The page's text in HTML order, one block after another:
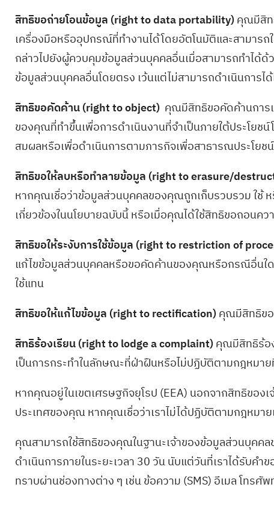
สิทธิขอถ่ายโอนข้อมูล (right to data portability)คุณมีสิท
เครื่องมือหรืออุปกรณ์ที่ทำงานได้โดยอัตโนมัติและสามาร
กล่าวไปยังผู้ควบคุมข้อมูลส่วนบุคคลอื่นเมื่อสามารถทำได้
ข้อมูลส่วนบุคคลอื่นโดยตรง เว้นแต่ไม่สามารถดำเนินการไ
สิทธิขอคัดค้าน (right to object) คุณมีสิทธิขอคัดค้านการ
ของคุณที่ทำขึ้นเพื่อการดำเนินงานที่จำเป็นภายใต้ประโย
สมผลหรือเพื่อดำเนินการตามภารกิจเพื่อสาธารณประโยชน์
สิทธิขอให้ลบหรือทำลายข้อมูล (right to erasure/
หากคุณเชื่อว่าข้อมูลส่วนบุคคลของคุณถูกเก็บรวบรวม ใช้
เกี่ยวข้องในนโยบายฉบับนี้ หรือเมื่อคุณได้ใช้สิทธิขอถอนค
สิทธิขอให้ระงับการใช้ข้อมูล (right to restriction of
แก้ไขข้อมูลส่วนบุคคลหรือขอคัดค้านของคุณหรือกรณีอื่นใ
ใช้แทน
สิทธิขอให้แก้ไขข้อมูล (right to rectification)คุณมีสิทธิขอ
สิทธิร้องเรียน (right to lodge a complaint)คุณมีสิทธิร้อ
เป็นการกระทำในลักษณะที่ฝ่าฝืนหรือไม่ปฏิบัติตามกฎหมาย
หากคุณอยู่ในเขตเศรษฐกิจยุโรป (EEA) นอกจากสิทธิขอ
ประเทศของคุณ หากคุณเชื่อว่าเราไม่ได้ปฏิบัติตามกฎหม
คุณสามารถใช้สิทธิของคุณในฐานะเจ้าของข้อมูลส่วนบุคค
ดำเนินการภายในระยะเวลา 30 วัน นับแต่วันที่เราได้รับ
ทราบผ่านช่องทางต่าง ๆ เช่น ข้อความ (SMS) อีเมล โทรศั